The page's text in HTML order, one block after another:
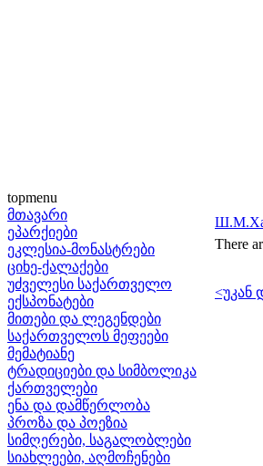
topmenu
მთავარი
ეპარქიები
ეკლესია-მონასტრები
ციხე-ქალაქები
უძველესი საქართველო
ექსპონატები
მითები და ლეგენდები
საქართველოს მეფეები
მემატიანე
ტრადიციები და სიმბოლიკა
ქართველები
ენა და დამწერლობა
პროზა და პოეზია
სიმღერები, საგალობლები
სიახლეები, აღმოჩენები
There
<უკან